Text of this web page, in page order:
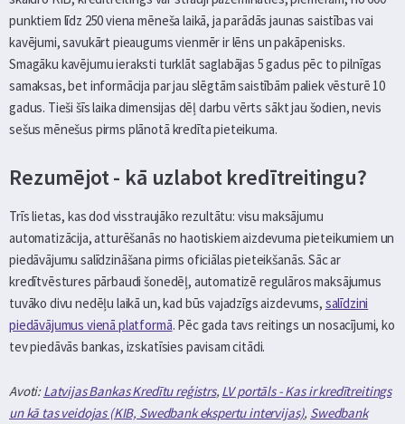
punktiem līdz 250 viena mēneša laikā, ja parādās jaunas saistības vai
kavējumi, savukārt pieaugums vienmēr ir lēns un pakāpenisks.
Smagāku kavējumu ieraksti turklāt saglabājas 5 gadus pēc to pilnīgas
samaksas, bet informācija par jau slēgtām saistībām paliek vēsturē 10
gadus. Tieši šīs laika dimensijas dēļ darbu vērts sākt jau šodien, nevis
sešus mēnešus pirms plānotā kredīta pieteikuma.
Rezumējot - kā uzlabot kredītreitingu?
Trīs lietas, kas dod visstraujāko rezultātu: visu maksājumu
automatizācija, atturēšanās no haotiskiem aizdevuma pieteikumiem un
piedāvājumu salīdzināšana pirms oficiālas pieteikšanās. Sāc ar
kredītvēstures pārbaudi šonedēļ, automatizē regulāros maksājumus
tuvāko divu nedēļu laikā un, kad būs vajadzīgs aizdevums, salīdzini
piedāvājumus vienā platformā. Pēc gada tavs reitings un nosacījumi, ko
tev piedāvās bankas, izskatīsies pavisam citādi.
Avoti: Latvijas Bankas Kredītu reģistrs, LV portāls - Kas ir kredītreitings
un kā tas veidojas (KIB, Swedbank ekspertu intervijas), Swedbank